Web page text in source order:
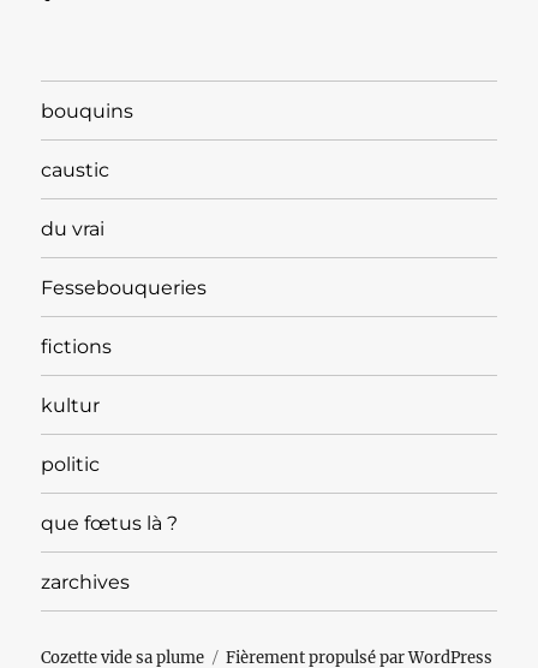
bouquins
caustic
du vrai
Fessebouqueries
fictions
kultur
politic
que fœtus là ?
zarchives
Cozette vide sa plume Fièrement propulsé par WordPress